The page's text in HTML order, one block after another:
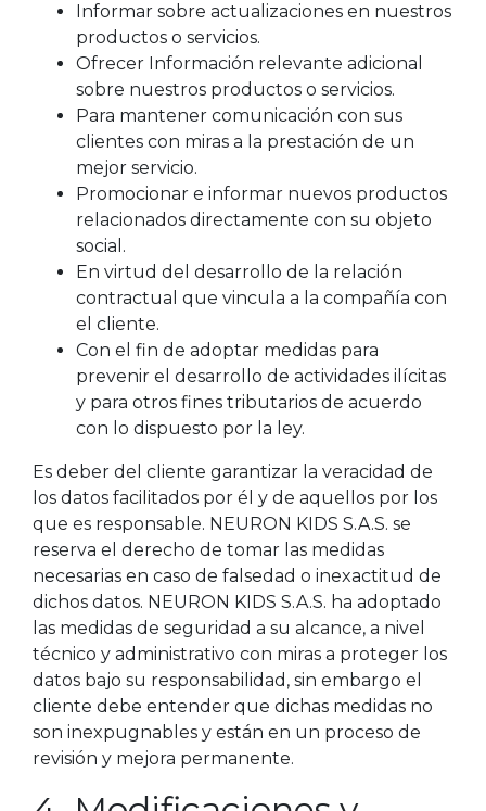
Informar sobre actualizaciones en nuestros
productos o servicios.
Ofrecer Información relevante adicional
sobre nuestros productos o servicios.
Para mantener comunicación con sus
clientes con miras a la prestación de un
mejor servicio.
Promocionar e informar nuevos productos
relacionados directamente con su objeto
social.
En virtud del desarrollo de la relación
contractual que vincula a la compañía con
el cliente.
Con el fin de adoptar medidas para
prevenir el desarrollo de actividades ilícitas
y para otros fines tributarios de acuerdo
con lo dispuesto por la ley.
Es deber del cliente garantizar la veracidad de
los datos facilitados por él y de aquellos por los
que es responsable. NEURON KIDS S.A.S. se
reserva el derecho de tomar las medidas
necesarias en caso de falsedad o inexactitud de
dichos datos. NEURON KIDS S.A.S. ha adoptado
las medidas de seguridad a su alcance, a nivel
técnico y administrativo con miras a proteger los
datos bajo su responsabilidad, sin embargo el
cliente debe entender que dichas medidas no
son inexpugnables y están en un proceso de
revisión y mejora permanente.